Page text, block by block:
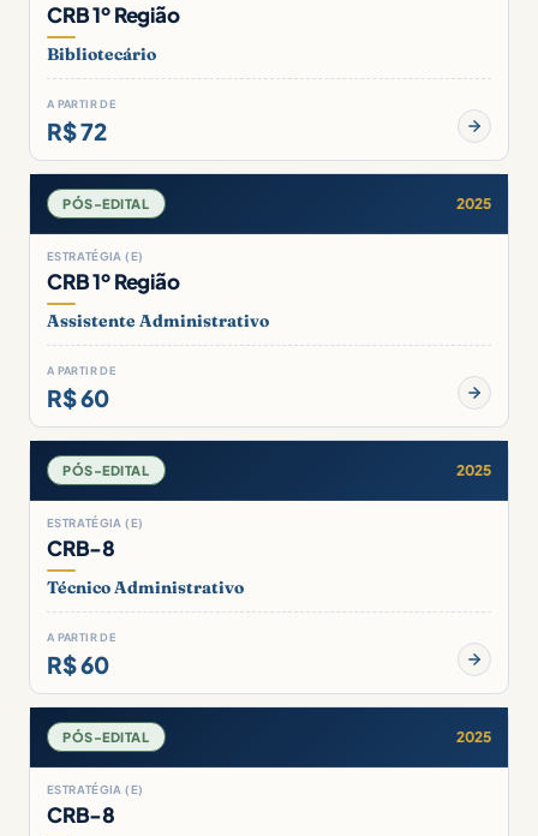
CRB 1º Região
Bibliotecário
A PARTIR DE
R$ 72
PÓS-EDITAL 2025
ESTRATÉGIA (E)
CRB 1º Região
Assistente Administrativo
A PARTIR DE
R$ 60
PÓS-EDITAL 2025
ESTRATÉGIA (E)
CRB-8
Técnico Administrativo
A PARTIR DE
R$ 60
PÓS-EDITAL 2025
ESTRATÉGIA (E)
CRB-8